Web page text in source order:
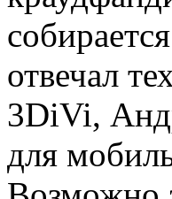
отвечал
3DiVi,
для